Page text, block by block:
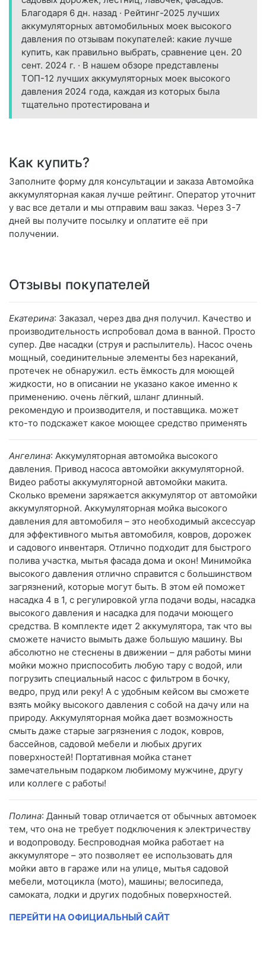
Благодаря 6 дн. назад · Рейтинг-2025 лучших
аккумуляторных автомобильных моек высокого
давления по отзывам покупателей: какие лучше
купить, как правильно выбрать, сравнение цен. 20
сент. 2024 г. · В нашем обзоре представлены
ТОП-12 лучших аккумуляторных моек высокого
давления 2024 года, каждая из которых была
тщательно протестирована и
Как купить?
Заполните форму для консультации и заказа Автомойка
аккумуляторная какая лучше рейтинг. Оператор уточнит
у вас все детали и мы отправим ваш заказ. Через 3-7
дней вы получите посылку и оплатите её при
получении.
Отзывы покупателей
Екатерина: Заказал, через два дня получил. Качество и
производительность испробовал дома в ванной. Просто
супер. Две насадки (струя и распылитель). Насос очень
мощный, соединительные элементы без нареканий,
протечек не обнаружил. есть ёмкость для моющей
жидкости, но в описании не указано какое именно к
применению. очень лёгкий, шланг длинный.
рекомендую и производителя, и поставщика. может
кто-то подскажет какое моющее средство применять
Ангелина: Аккумуляторная автомойка высокого
давления. Привод насоса автомойки аккумуляторной.
Видео работы аккумуляторной автомойки макита.
Сколько времени заряжается аккумулятор от автомойки
аккумуляторной. Аккумуляторная мойка высокого
давления для автомобиля – это необходимый аксессуар
для эффективного мытья автомобиля, ковров, дорожек
и садового инвентаря. Отлично подходит для быстрого
полива участка, мытья фасада дома и окон! Минимойка
высокого давления отлично справится с большинством
загрязнений, которые могут быть. В этом ей поможет
насадка 4 в 1, с регулировкой угла подачи воды, насадка
высокого давления и насадка для подачи моющего
средства. В комплекте идет 2 аккумулятора, так что вы
сможете начисто вымыть даже большую машину. Вы
абсолютно не стеснены в движении – для работы мини
мойки можно приспособить любую тару с водой, или
погрузить специальный насос с фильтром в бочку,
ведро, пруд или реку! А с удобным кейсом вы сможете
взять мойку высокого давления с собой на дачу или на
природу. Аккумуляторная мойка дает возможность
смыть даже старые загрязнения с лодок, ковров,
бассейнов, садовой мебели и любых других
поверхностей! Портативная мойка станет
замечательным подарком любимому мужчине, другу
или коллеге с работы!
Полина: Данный товар отличается от обычных автомоек
тем, что она не требует подключения к электричеству
и водопроводу. Беспроводная мойка работает на
аккумуляторе – это позволяет ее использовать для
мойки авто в гараже или на улице, мытья садовой
мебели, мотоцикла (мото), машины; велосипеда,
самоката, лодки и других подобных поверхностей.
ПЕРЕЙТИ НА ОФИЦИАЛЬНЫЙ САЙТ